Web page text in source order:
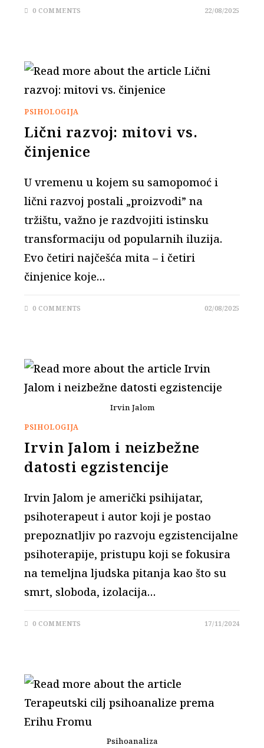
0 COMMENTS 22/08/2025
PSIHOLOGIJA
Lični razvoj: mitovi vs.
činjenice
U vremenu u kojem su samopomoć i
lični razvoj postali „proizvodi” na
tržištu, važno je razdvojiti istinsku
transformaciju od popularnih iluzija.
Evo četiri najčešća mita – i četiri
činjenice koje…
0 COMMENTS 02/08/2025
Irvin Jalom
PSIHOLOGIJA
Irvin Jalom i neizbežne
datosti egzistencije
Irvin Jalom je američki psihijatar,
psihoterapeut i autor koji je postao
prepoznatljiv po razvoju egzistencijalne
psihoterapije, pristupu koji se fokusira
na temeljna ljudska pitanja kao što su
smrt, sloboda, izolacija…
0 COMMENTS 17/11/2024
Psihoanaliza